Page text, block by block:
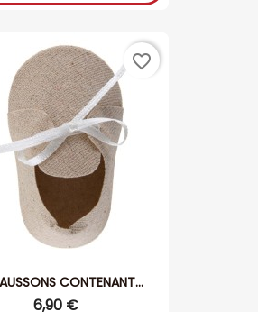
CONTENANT...
6,90 €
favorite_border